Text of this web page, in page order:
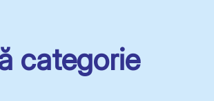
categorie